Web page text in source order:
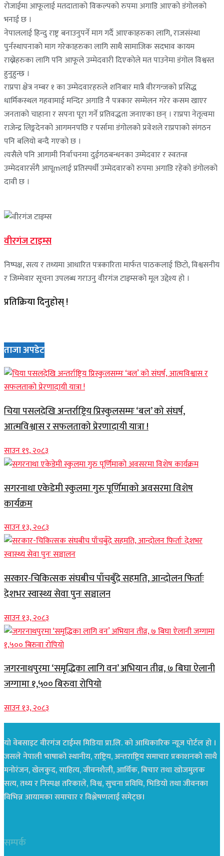
रोजाईमा आफूलाई मतदाताको विकल्पको रुपमा अगाडि आएको डंगोलको
भनाई छ ।
नेपाललाई हिन्दु राष्ट्र बनाउनुपर्ने माग गर्दै आएकाहरुका लागि, राजसंस्था
पुर्नस्थापनाको माग गरेकाहरुका लागि साथै सामाजिक सदभाव कायम
राख्नेहरुका लागि पनि आफूले उम्मेदवारी दिएकोले मत पाउनेमा डंगोल विश्वस्त
हुनुहुन्छ ।
राप्रपा क्षेत्र नम्बर १ का उम्मेदवारहरुले शनिबार मात्रै वीरगन्जको प्रसिद्ध
धार्मिकस्थल गहवामाई मन्दिर अगाडि नै पत्रकार सम्मेलन गरेर कसम खाएर
जनताको चाहाना र सपना पूरा गर्ने प्रतिवद्धता जनाएका छन् । राप्रपा नेतृत्वमा
राजेन्द्र लिङ्गदेनको आगमनपछि र पर्सामा डंगोलको प्रवेशले राप्रपाको संगठन
पनि बलियो बन्दै गएको छ ।
त्यसैले पनि आगामी निर्वाचनमा दुईगठबन्धनका उम्मेदवार र स्वतन्त्र
उम्मेदवारसँगै आपूmलाई प्रतिस्पर्धी उम्मेदवारको रुपमा अगाडि रहेको डंगोलको
दावी छ ।
वीरगंज टाइम्स
निष्पक्ष, सत्य र तथ्यमा आधारित पत्रकारिता मार्फत पाठकलाई छिटो, विश्वसनीय
र जिम्मेवार सूचना उपलब्ध गराउनु वीरगंज टाइम्सको मूल उद्देश्य हो ।
प्रतिक्रिया दिनुहोस् !
ताजा अपडेट
चिया पसलदेखि अन्तर्राष्ट्रिय प्रिस्कुलसम्मः ‘बल’ को संघर्ष,
आत्मविश्वास र सफलताको प्रेरणादायी यात्रा !
साउन १९, २०८३
सगरनाथा एकेडेमी स्कुलमा गुरु पूर्णिमाको अवसरमा विशेष
कार्यक्रम
साउन १३, २०८३
सरकार-चिकित्सक संघबीच पाँचबुँदे सहमति, आन्दोलन फिर्ताः
देशभर स्वास्थ्य सेवा पुनः सञ्चालन
साउन १३, २०८३
जगरनाथपुरमा ‘समृद्धिका लागि वन’ अभियान तीव्र, ७ बिघा ऐलानी
जग्गामा १,५०० बिरुवा रोपियो
साउन १३, २०८३
यो वेबसाइट वीरगंज टाईम्स मिडिया प्रा.लि. को आधिकारिक न्यूज पोर्टल हो ।
जसले नेपाली भाषाको स्थानीय, राष्ट्रिय, अन्तराष्ट्रिय समाचार प्रकाशनको साथै
मनोरंजन, खेलकुद, साहित्य, जीवनशैली, आर्थिक, बिचार तथा खोजमुलक
सत्य, तथ्य र निस्पक्ष तरिकाले, विश्व, सुचना प्रविधि, भिडियो तथा जीवनका
विभिन्न आयामका समाचार र विश्लेषणलाई समेट्छ।
सम्पर्क